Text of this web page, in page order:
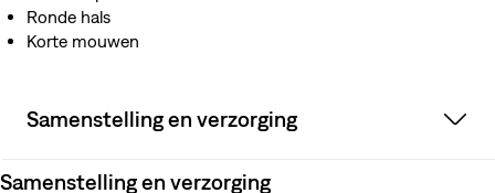
Ronde hals
Korte mouwen
Samenstelling en verzorging
Samenstelling en verzorging